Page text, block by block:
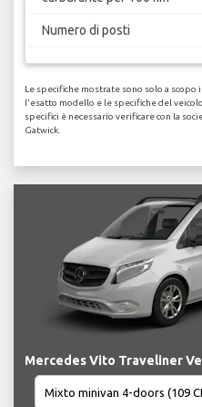
Numero di posti
Le specifiche mostrate sono solo a
l'esatto modello e le specifiche del
specifici è necessario verificare con la
Gatwick.
Mercedes Vito Traveliner